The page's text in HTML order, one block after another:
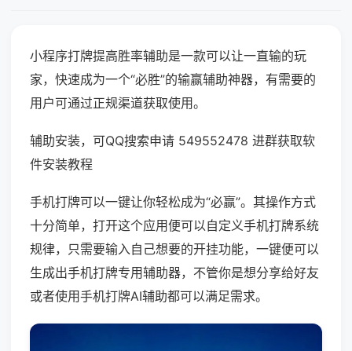
小程序打牌提高胜率辅助是一款可以让一直输的玩
家，快速成为一个“必胜”的输赢辅助神器，有需要的
用户可通过正规渠道获取使用。
辅助安装，可QQ搜索申请 549552478 进群获取软
件安装教程
手机打牌可以一键让你轻松成为“必赢”。其操作方式
十分简单，打开这个应用便可以自定义手机打牌系统
规律，只需要输入自己想要的开挂功能，一键便可以
生成出手机打牌专用辅助器，不管你是想分享给好友
或者使用手机打牌AI辅助都可以满足需求。